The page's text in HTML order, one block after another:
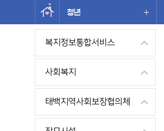
청년
왼쪽메뉴
복지정보통합서비스
사회복지
태백지역사회보장협의체